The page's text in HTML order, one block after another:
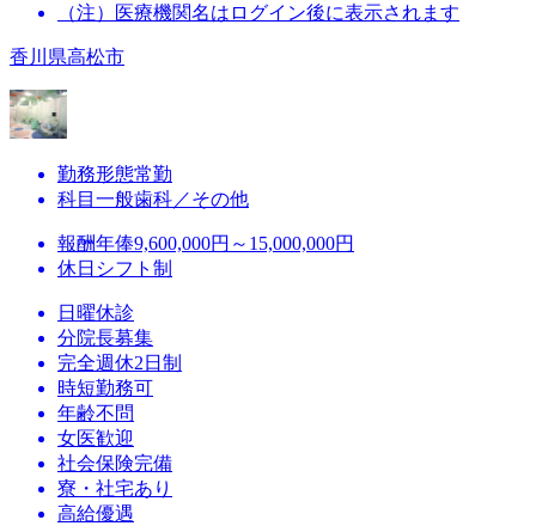
（注）医療機関名はログイン後に表示されます
香川県高松市
勤務形態常勤
科目 一般歯科／その他
報酬年俸9,600,000円～15,000,000円
休日 シフト制
日曜休診
分院長募集
完全週休2日制
時短勤務可
年齢不問
女医歓迎
社会保険完備
寮・社宅あり
高給優遇